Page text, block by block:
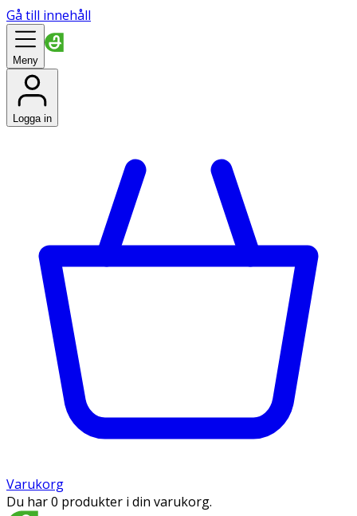
Gå till innehåll
Meny
Logga in
Varukorg
Du har 0 produkter i din varukorg.